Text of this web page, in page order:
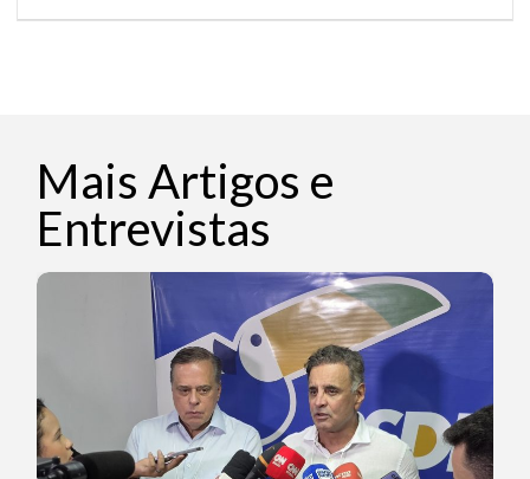
Mais Artigos e
Entrevistas